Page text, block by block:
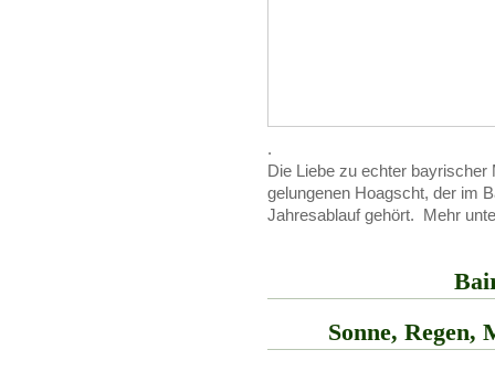
.
Die Liebe zu echter
gelungenen Hoagscht, der im
Jahresablauf gehört. Mehr
Sonne, Regen,